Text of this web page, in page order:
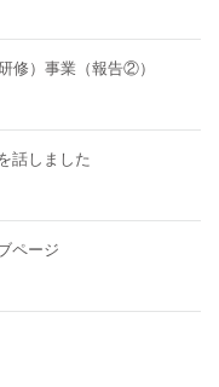
修）事業（報告②）
話しました
ページ